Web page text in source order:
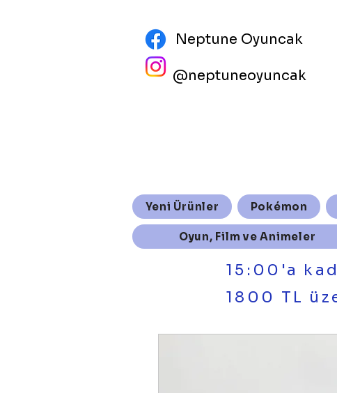
Neptune Oyuncak
@neptuneoyuncak
Yeni Ürünler Pokémon
Oyun, Film ve Animeler
15:00'a
1800 TL